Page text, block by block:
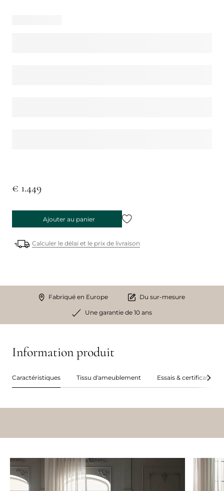
€ 1.449
Ajouter au panier
Calculer le délai et le prix de livraison
Fabriqué en Europe Du sur-mesure
Une garantie de 10 ans
Information produit
Caractéristiques Tissu d'ameublement Essais & certifications